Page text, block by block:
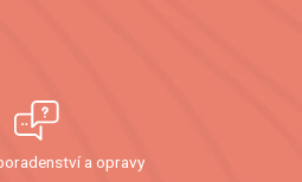
a opravy